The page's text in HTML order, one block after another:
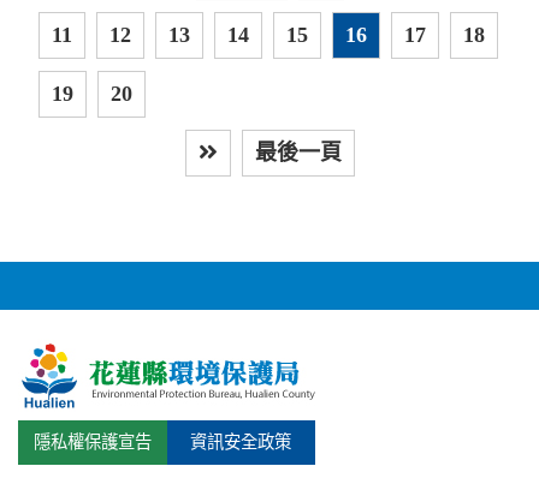
11
12 13 14 15 16 17 18
19 20
最後一頁
隱私權保護宣告 資訊安全政策